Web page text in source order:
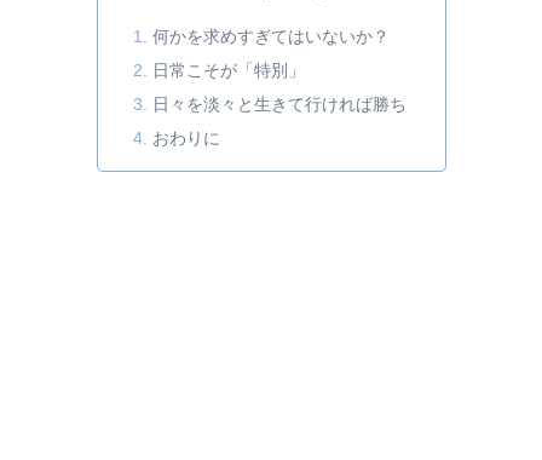
何かを求めすぎてはいないか？
日常こそが「特別」
日々を淡々と生きて行ければ勝ち
おわりに